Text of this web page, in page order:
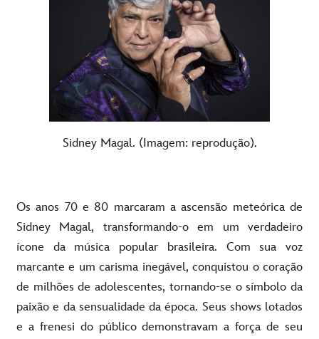
Sidney Magal. (Imagem: reprodução).
Os anos 70 e 80 marcaram a ascensão meteórica de
Sidney Magal, transformando-o em um verdadeiro
ícone da música popular brasileira. Com sua voz
marcante e um carisma inegável, conquistou o coração
de milhões de adolescentes, tornando-se o símbolo da
paixão e da sensualidade da época. Seus shows lotados
e a frenesi do público demonstravam a força de seu